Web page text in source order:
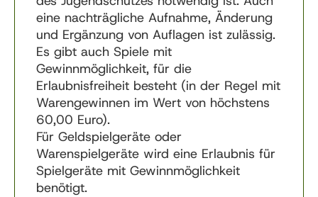
eine nachträgliche Aufnahme, Änderung
und Ergänzung von Auflagen ist zulässig.
Es gibt auch Spiele mit
Gewinnmöglichkeit, für die
Erlaubnisfreiheit besteht (in der Regel mit
Warengewinnen im Wert von höchstens
60,00 Euro).
Für Geldspielgeräte oder
Warenspielgeräte wird eine Erlaubnis für
Spielgeräte mit Gewinnmöglichkeit
benötigt.